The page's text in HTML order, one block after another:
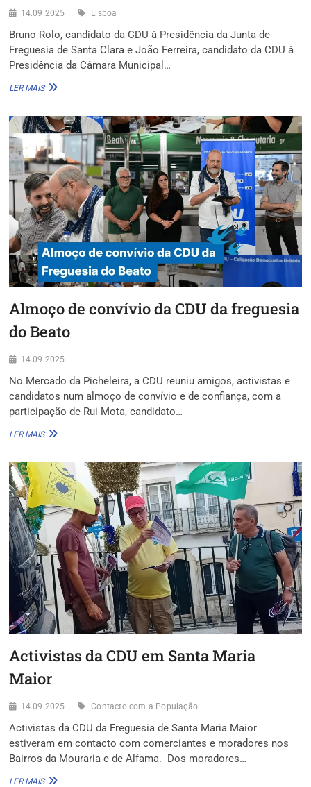
14.09.2025 Lisboa
Bruno Rolo, candidato da CDU à Presidência da Junta de
Freguesia de Santa Clara e João Ferreira, candidato da CDU à
Presidência da Câmara Municipal…
LER MAISA
A
LISTA
À
FREGUESIA
DE
SANTA
CLARA
Almoço de convívio da CDU da freguesia
do Beato
14.09.2025
No Mercado da Picheleira, a CDU reuniu amigos, activistas e
candidatos num almoço de convívio e de confiança, com a
participação de Rui Mota, candidato…
LER MAISALMOÇO
DA
CDU
DA
FREGUESIA
DO
BEATO
Activistas da CDU em Santa Maria
Maior
14.09.2025 Contacto com a População
Activistas da CDU da Freguesia de Santa Maria Maior
estiveram em contacto com comerciantes e moradores nos
Bairros da Mouraria e de Alfama. Dos moradores…
LER MAISACTIVISTAS